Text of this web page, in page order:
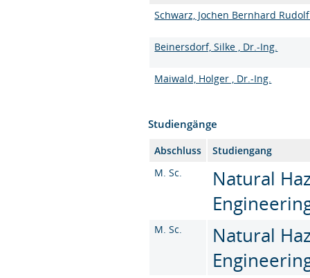
Schwarz, Jochen Bernhard
Beinersdorf, Silke , Dr.-Ing.
Maiwald, Holger , Dr.-Ing.
Studiengänge
Abschluss
Studiengang
M. Sc.
Natural
M. Sc.
Natural